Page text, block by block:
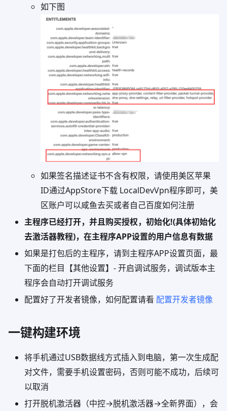
如下图
如果签名描述证书不含有权限，请使用美区苹果
ID通过AppStore下载 LocalDevVpn程序即可，美
区账户可以咸鱼去买或者自己百度如何注册
主程序已经打开，并且购买授权，初始化!(具体初始化
去激活器教程)，在主程序APP设置的用户信息有数据
如果是打包后的主程序，请到主程序APP设置页面，最
下面的栏目【其他设置】- 开启调试服务，调试版本主
程序会自动打开调试服务
配置好了开发者镜像，如何配置请看 配置开发者镜像
一键构建环境
将手机通过USB数据线方式插入到电脑，第一次生成配
对文件，需要手机设置密码，否则可能不成功，后续可
以取消
打开脱机激活器（中控→脱机激活器→全新界面），会